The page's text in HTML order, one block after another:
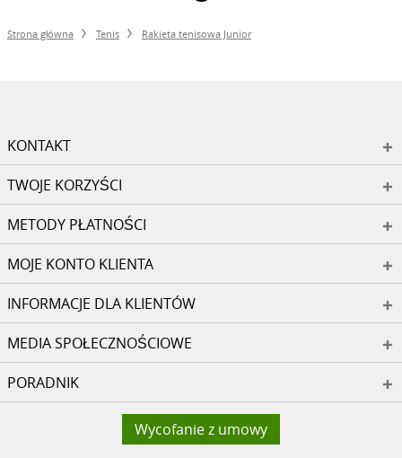
Strona główna Tenis Rakieta tenisowa Junior
KONTAKT
TWOJE KORZYŚCI
METODY PŁATNOŚCI
MOJE KONTO KLIENTA
INFORMACJE DLA KLIENTÓW
MEDIA SPOŁECZNOŚCIOWE
PORADNIK
Wycofanie z umowy